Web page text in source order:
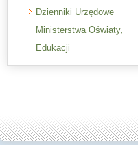
Dzienniki Urzędowe
Ministerstwa Oświaty,
Edukacji